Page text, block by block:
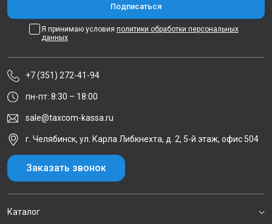
Я принимаю условия политики обработки персональных
данных
+7 (351) 272-41-94
пн-пт: 8:30 – 18:00
sale@taxcom-kassa.ru
г. Челябинск, ул. Карла Либкнехта, д. 2, 5-й этаж, офис 504
Заказать звонок
Каталог